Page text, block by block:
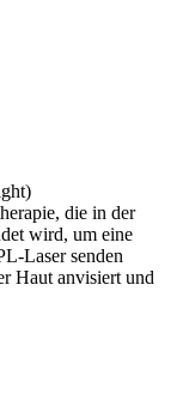
die in der
wird, um eine
Laser senden
Haut anvisiert und